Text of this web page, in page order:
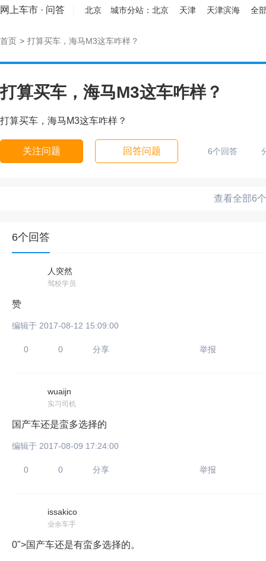
网上车市 · 问答 北京 城市分站： 北京 天津 天津滨海 全
首页 > 打算买车，海马M3这车咋样？
打算买车，海马M3这车咋样？
打算买车，海马M3这车咋样？
关注问题 回答问题 6个回答
查看全部6
6个回答
人突然
驾校学员
赞
编辑于 2017-08-12 15:09:00
0 0 分享 举报
wuaijn
实习司机
国产车还是蛮多选择的
编辑于 2017-08-09 17:24:00
0 0 分享 举报
issakico
业余车手
0">国产车还是有蛮多选择的。